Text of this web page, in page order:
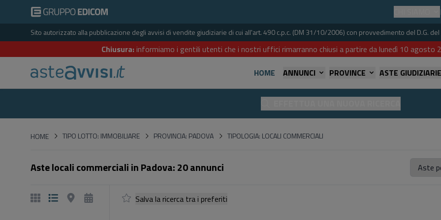
Sito autorizzato alla pubblicazione degli avvisi di vendite giudiziarie di cui all'art. 490 c.p.c. (DM 31/10/2006) con provvedimento del D.G.
Chiusura: informiamo i gentili utenti che i nostri uffici rimarranno chiusi a partire da lunedì 10
HOME
ANNUNCI PROVINCE ASTE GIUDIZIARIE
HOMEHOMETIPO LOTTO: IMMOBILIARE PROVINCIA: PADOVA TIPOLOGIA: LOCALI COMMERCIALI
Aste locali commerciali in Padova: 20 annunci
Salva la ricerca tra i preferiti